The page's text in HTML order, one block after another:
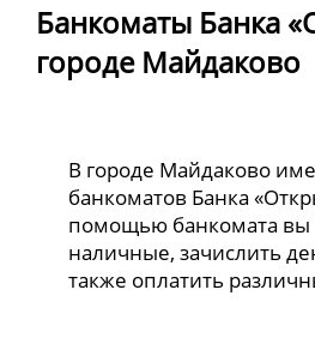
Банкоматы Банка
городе Майдаково
В городе Майдаково
банкоматов Банка
помощью банкомата вы
наличные, зачислить
также оплатить